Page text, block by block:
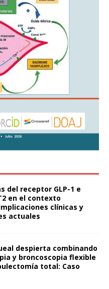
del receptor GLP-1 e
en el contexto
clínicas y
actuales
despierta combinando
y broncoscopia flexible
total: Caso